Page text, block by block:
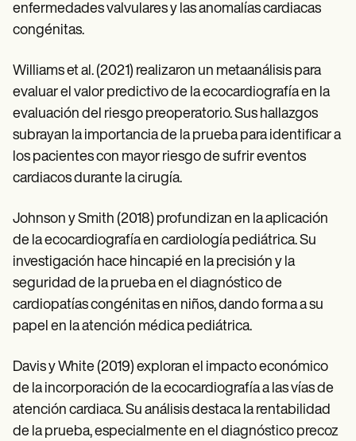
enfermedades valvulares y las anomalías cardiacas
congénitas.
Williams et al. (2021) realizaron un metaanálisis para
evaluar el valor predictivo de la ecocardiografía en la
evaluación del riesgo preoperatorio. Sus hallazgos
subrayan la importancia de la prueba para identificar a
los pacientes con mayor riesgo de sufrir eventos
cardiacos durante la cirugía.
Johnson y Smith (2018) profundizan en la aplicación
de la ecocardiografía en cardiología pediátrica. Su
investigación hace hincapié en la precisión y la
seguridad de la prueba en el diagnóstico de
cardiopatías congénitas en niños, dando forma a su
papel en la atención médica pediátrica.
Davis y White (2019) exploran el impacto económico
de la incorporación de la ecocardiografía a las vías de
atención cardiaca. Su análisis destaca la rentabilidad
de la prueba, especialmente en el diagnóstico precoz